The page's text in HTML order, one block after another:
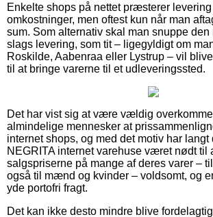
Enkelte shops på nettet præsterer
omkostninger, men oftest kun når man
sum. Som alternativ skal man snuppe
slags levering, som tit – ligegyldigt om
Roskilde, Aabenraa eller Lystrup – vil
til at bringe varerne til et udleveringssted.
Det har vist sig at være vældig
almindelige mennesker at
internet shops, og med det motiv har langt
NEGRITA internet varehuse været nødt til
salgspriserne på mange af deres varer –
også til mænd og kvinder – voldsomt, og
yde portofri fragt.
Det kan ikke desto mindre blive